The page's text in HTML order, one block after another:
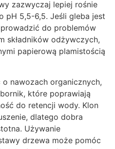
zazwyczaj lepiej rośnie
pH 5,5-6,5. Jeśli gleba jest
do problemów
składników odżywczych,
papierową plamistością
nawozach organicznych,
które poprawiają
do retencji wody. Klon
dlatego dobra
Używanie
drzewa może pomóc